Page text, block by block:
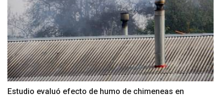
Estudio evaluó efecto de humo de chimeneas en